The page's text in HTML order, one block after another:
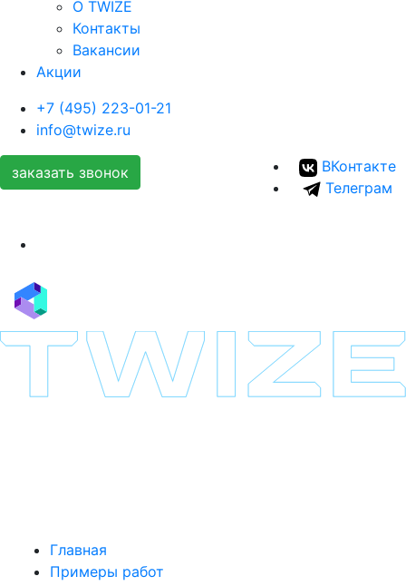
О TWIZE
Контакты
Вакансии
Акции
+7 (495) 223-01-21
info@twize.ru
заказать звонок
ВКонтакте
Телеграм
Главная
Примеры работ